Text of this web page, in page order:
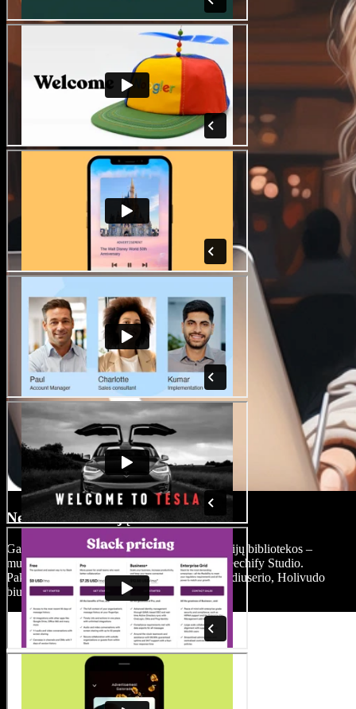
Nemokama medijų biblioteka
Gaukite prieigą prie plačios nemokamos medijų bibliotekos –
muzikos, vaizdo įrašų, garso efektų – per Speechify Studio.
Pakelkite savo filmo vertę be vykdomojo prodiuserio, Holivudo
biudžeto ar autorių teisių apribojimų.